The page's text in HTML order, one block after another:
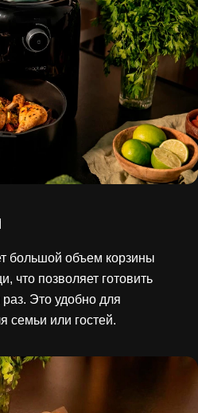
большой объем корзины
что позволяет готовить
Это удобно для
семьи или гостей.